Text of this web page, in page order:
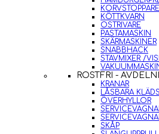
KORVSTOPPARE
KÖTTKVARN
OSTRIVARE
PASTAMASKIN
SKÄRMASKINER
SNABBHACK
STAVMIXER /
ROSTFRI -
KRANAR
LÅSBARA
ÖVERHYLLOR
SKÅP